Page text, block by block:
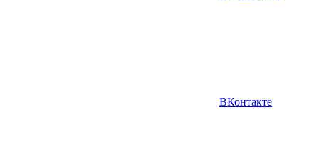
ВКонтакте